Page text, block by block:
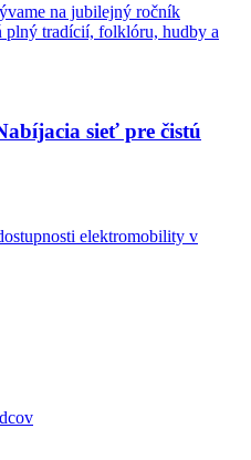
na jubilejný ročník
plný tradícií, folklóru, hudby a
sieť pre čistú
elektromobility v